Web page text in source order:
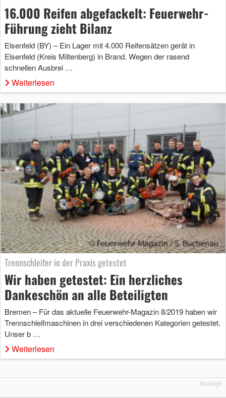
16.000 Reifen abgefackelt: Feuerwehr-
Führung zieht Bilanz
Elsenfeld (BY) – Ein Lager mit 4.000 Reifensätzen gerät in
Elsenfeld (Kreis Miltenberg) in Brand. Wegen der rasend
schnellen Ausbrei …
Weiterlesen
Trennschleifer in der Praxis getestet
Wir haben getestet: Ein herzliches
Dankeschön an alle Beteiligten
Bremen – Für das aktuelle Feuerwehr-Magazin 8/2019 haben wir
Trennschleifmaschinen in drei verschiedenen Kategorien getestet.
Unser b …
Weiterlesen
Anzeige